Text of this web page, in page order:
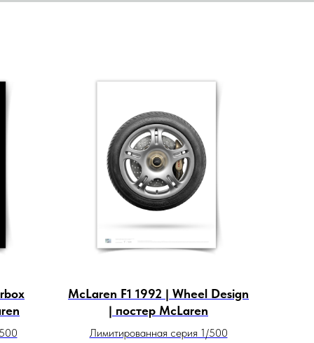
McLaren F1 1992 | Wheel Design
| постер McLaren
Лимитированная серия 1/500